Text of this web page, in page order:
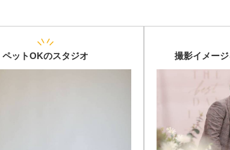
ペットOKのスタジオ 撮影イメー